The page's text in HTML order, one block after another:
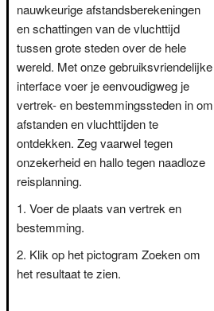
nauwkeurige afstandsberekeningen
en schattingen van de vluchttijd
tussen grote steden over de hele
wereld. Met onze gebruiksvriendelijke
interface voer je eenvoudigweg je
vertrek- en bestemmingssteden in om
afstanden en vluchttijden te
ontdekken. Zeg vaarwel tegen
onzekerheid en hallo tegen naadloze
reisplanning.
Voer de plaats van vertrek en
bestemming.
Klik op het pictogram Zoeken om
het resultaat te zien.